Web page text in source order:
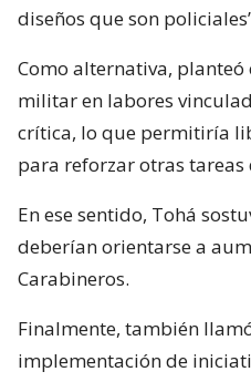
diseños que son
Como alternativa,
militar en labores
crítica, lo que permitiría
para reforzar otras tareas
En ese sentido, Tohá
deberían orientarse a
Carabineros.
Finalmente, también
implementación de